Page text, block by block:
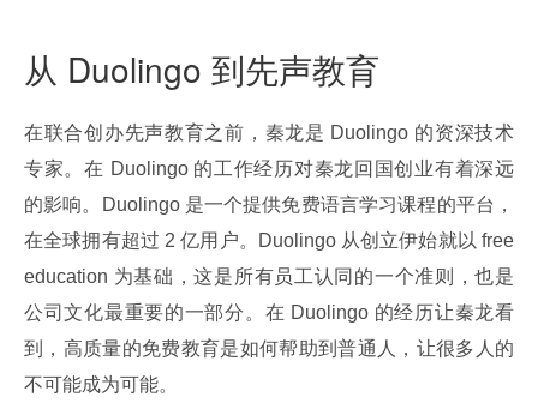
从 Duolingo 到先声教育
在联合创办先声教育之前，秦龙是 Duolingo 的资深技术
专家。在 Duolingo 的工作经历对秦龙回国创业有着深远
的影响。Duolingo 是一个提供免费语言学习课程的平台，
在全球拥有超过 2 亿用户。Duolingo 从创立伊始就以 free
education 为基础，这是所有员工认同的一个准则，也是
公司文化最重要的一部分。在 Duolingo 的经历让秦龙看
到，高质量的免费教育是如何帮助到普通人，让很多人的
不可能成为可能。